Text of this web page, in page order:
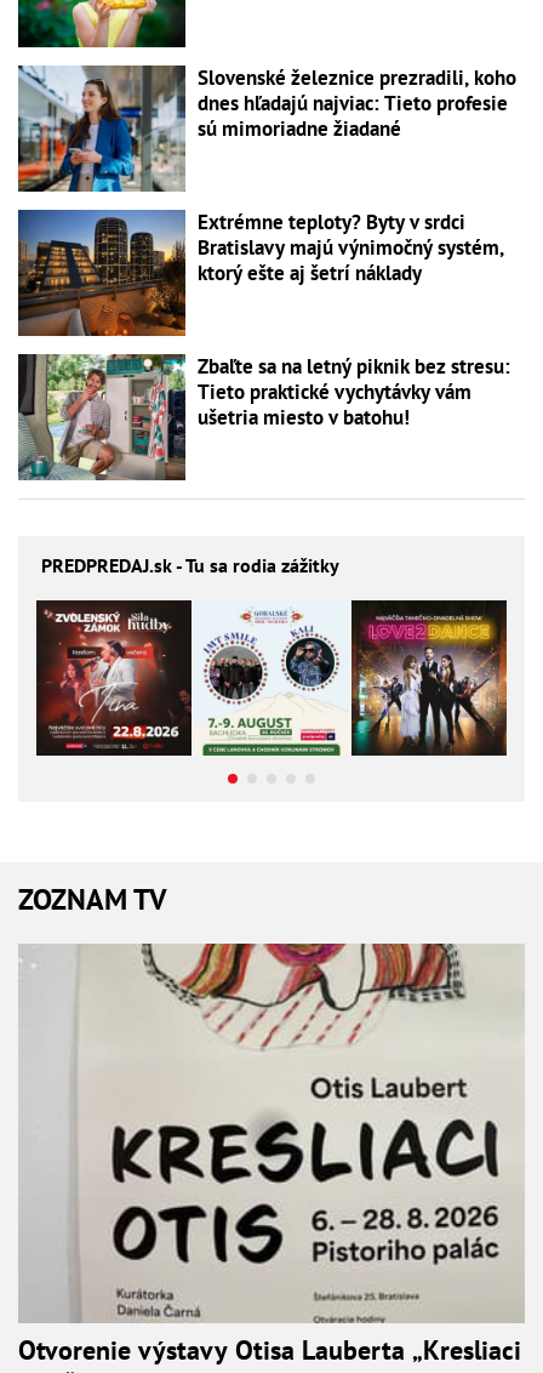
Slovenské železnice prezradili, koho
dnes hľadajú najviac: Tieto profesie
sú mimoriadne žiadané
Extrémne teploty? Byty v srdci
Bratislavy majú výnimočný systém,
ktorý ešte aj šetrí náklady
Zbaľte sa na letný piknik bez stresu:
Tieto praktické vychytávky vám
ušetria miesto v batohu!
PREDPREDAJ.sk - Tu sa rodia zážitky
ZOZNAM TV
Otvorenie výstavy Otisa Lauberta „Kresliaci